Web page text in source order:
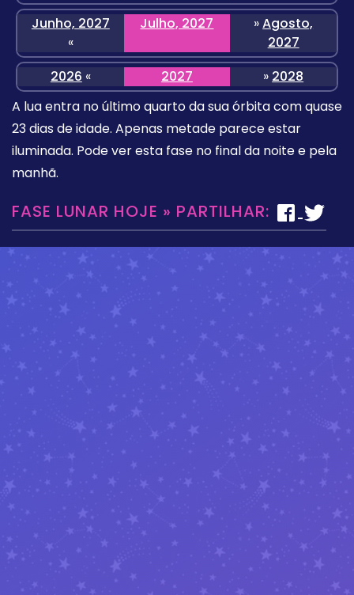
Junho, 2027
«
Julho, 2027 »Agosto,
2027
2026 « 2027 » 2028
A lua entra no último quarto da sua órbita com quase
23 dias de idade. Apenas metade parece estar
iluminada. Pode ver esta fase no final da noite e pela
manhã.
FASE LUNAR HOJE » PARTILHAR: